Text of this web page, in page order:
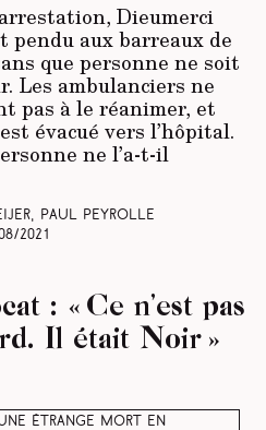
Dieumerci
pendu aux barreaux de
que personne ne soit
Les ambulanciers ne
pas à le réanimer, et
évacué vers l’hôpital.
ne l’a-t-il
Paul Peyrolle
2021
étrange mort en
: « Ce n’est pas
Il était Noir »